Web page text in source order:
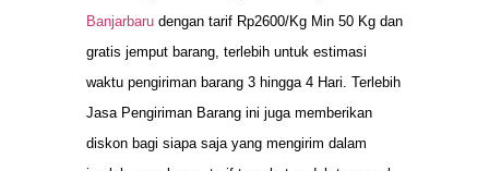
Banjarbaru dengan tarif Rp2600/Kg Min 50 Kg dan
gratis jemput barang, terlebih untuk estimasi
waktu pengiriman barang 3 hingga 4 Hari. Terlebih
Jasa Pengiriman Barang ini juga memberikan
diskon bagi siapa saja yang mengirim dalam